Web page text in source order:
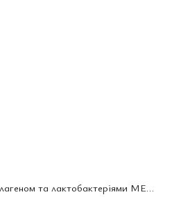
Пілінг-гель для обличчя з колагеном та лактобактеріями MEDI-PEEL Red Lacto Collagen, 95 мл (821833)